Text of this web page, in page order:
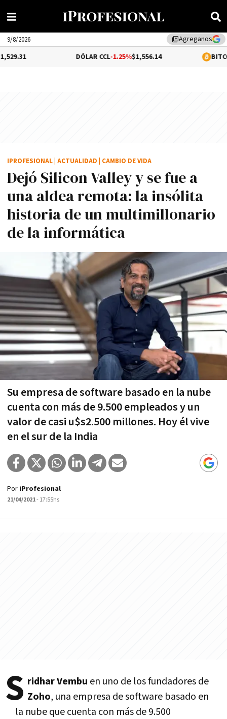
library_addAgreganos
9/8/2026
-1.25%$1,556.14 0.3%
Dejó Silicon Valley y se fue a
una aldea remota: la insólita
historia de un multimillonario
de la informática
Su empresa de software basado en la nube
cuenta con más de 9.500 empleados y un
valor de casi u$s2.500 millones. Hoy él vive
en el sur de la India
IPROFESIONAL ACTUALIDAD CAMBIO DE VIDA
Por iProfesional
21/04/2021- 17:55hs
S ridhar Vembu en uno de los fundadores de
Zoho, una empresa de software basado en
la nube que cuenta con más de 9.500